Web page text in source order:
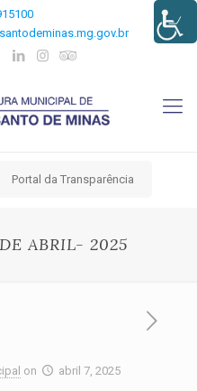
Portal da Transparência
ABRIL- 2025
on abril 7, 2025